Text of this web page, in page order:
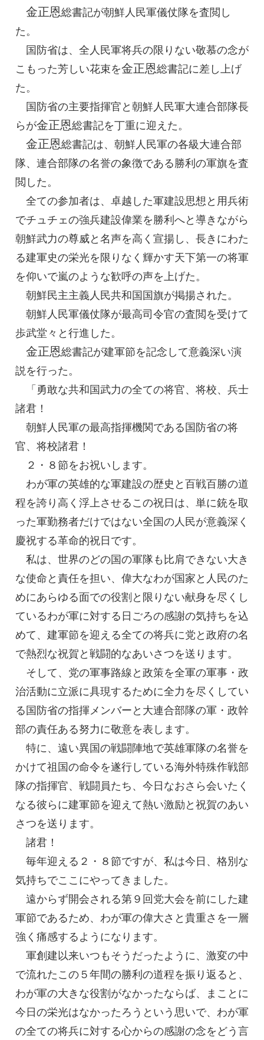
金正恩総書記が朝鮮人民軍儀仗隊を査閲し
た。
国防省は、全人民軍将兵の限りない敬慕の念が
こもった芳しい花束を金正恩総書記に差し上げ
た。
国防省の主要指揮官と朝鮮人民軍大連合部隊長
らが金正恩総書記を丁重に迎えた。
金正恩総書記は、朝鮮人民軍の各級大連合部
隊、連合部隊の名誉の象徴である勝利の軍旗を査
閲した。
全ての参加者は、卓越した軍建設思想と用兵術
でチュチェの強兵建設偉業を勝利へと導きながら
朝鮮武力の尊威と名声を高く宣揚し、長きにわた
る建軍史の栄光を限りなく輝かす天下第一の将軍
を仰いで嵐のような歓呼の声を上げた。
朝鮮民主主義人民共和国国旗が掲揚された。
朝鮮人民軍儀仗隊が最高司令官の査閲を受けて
歩武堂々と行進した。
金正恩総書記が建軍節を記念して意義深い演
説を行った。
「勇敢な共和国武力の全ての将官、将校、兵士
諸君！
朝鮮人民軍の最高指揮機関である国防省の将
官、将校諸君！
２・８節をお祝いします。
わが軍の英雄的な軍建設の歴史と百戦百勝の道
程を誇り高く浮上させるこの祝日は、単に銃を取
った軍勤務者だけではない全国の人民が意義深く
慶祝する革命的祝日です。
私は、世界のどの国の軍隊も比肩できない大き
な使命と責任を担い、偉大なわが国家と人民のた
めにあらゆる面での役割と限りない献身を尽くし
ているわが軍に対する日ごろの感謝の気持ちを込
めて、建軍節を迎える全ての将兵に党と政府の名
で熱烈な祝賀と戦闘的なあいさつを送ります。
そして、党の軍事路線と政策を全軍の軍事・政
治活動に立派に具現するために全力を尽くしてい
る国防省の指揮メンバーと大連合部隊の軍・政幹
部の責任ある努力に敬意を表します。
特に、遠い異国の戦闘陣地で英雄軍隊の名誉を
かけて祖国の命令を遂行している海外特殊作戦部
隊の指揮官、戦闘員たち、今日なおさら会いたく
なる彼らに建軍節を迎えて熱い激励と祝賀のあい
さつを送ります。
諸君！
毎年迎える２・８節ですが、私は今日、格別な
気持ちでここにやってきました。
遠からず開会される第９回党大会を前にした建
軍節であるため、わが軍の偉大さと貴重さを一層
強く痛感するようになります。
軍創建以来いつもそうだったように、激変の中
で流れたこの５年間の勝利の道程を振り返ると、
わが軍の大きな役割がなかったならば、まことに
今日の栄光はなかったろうという思いで、わが軍
の全ての将兵に対する心からの感謝の念をどう言